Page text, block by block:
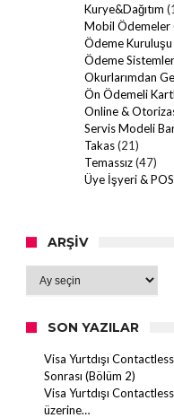
Kurye&Dağıtım
Mobil Ödemeler
Ödeme
Ödeme
Okurlarımdan
Ön Ödemeli
Online &
Servis Modeli
Takas(21)
Temassız(47)
Üye İşyeri & POS
ARŞIV
SON YAZILAR
Visa Yurtdışı
Sonrası (Bölüm 2)
Visa Yurtdışı
üzerine…